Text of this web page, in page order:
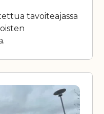
tavoiteajassa